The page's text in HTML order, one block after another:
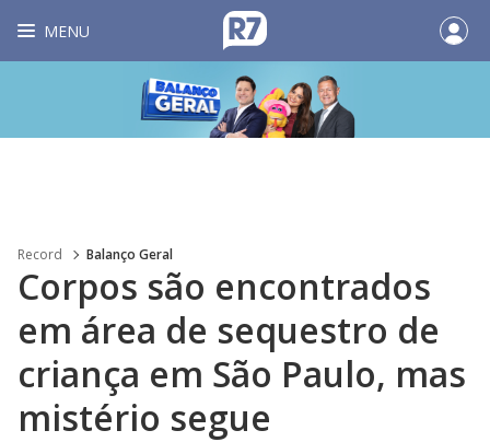
MENU
Record Balanço Geral
Corpos são encontrados
em área de sequestro de
criança em São Paulo, mas
mistério segue